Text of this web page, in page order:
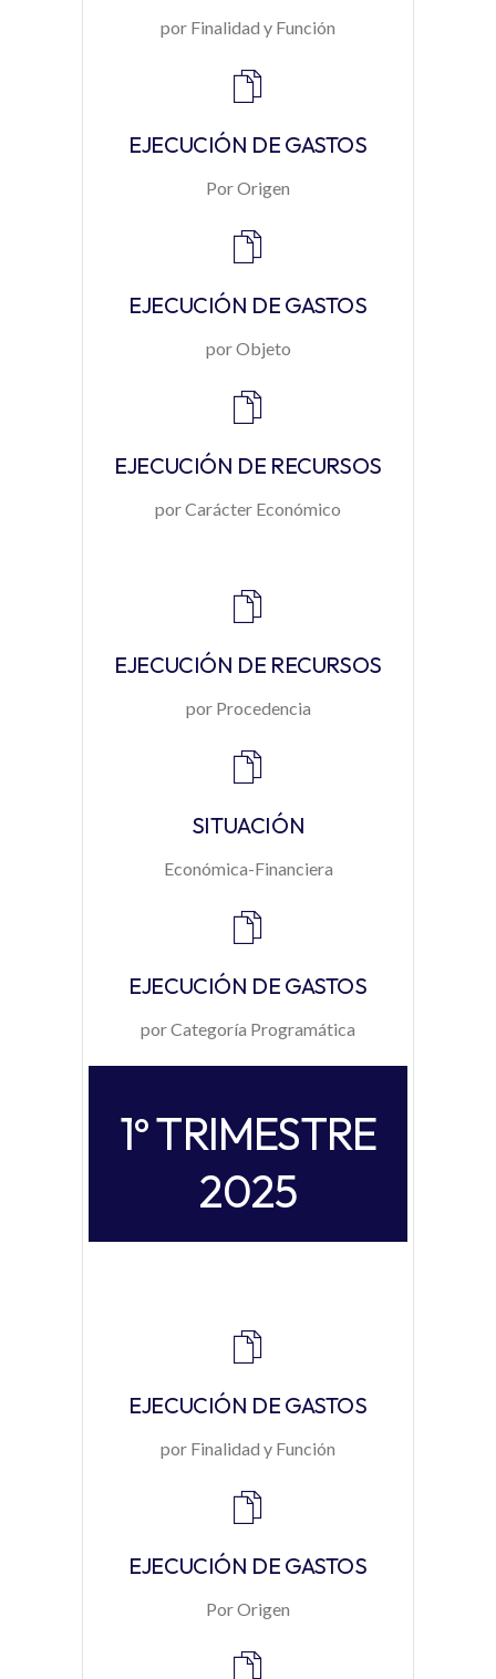
por Finalidad y Función
EJECUCIÓN DE GASTOS
Por Origen
EJECUCIÓN DE GASTOS
por Objeto
EJECUCIÓN DE RECURSOS
por Carácter Económico
EJECUCIÓN DE RECURSOS
por Procedencia
SITUACIÓN
Económica-Financiera
EJECUCIÓN DE GASTOS
por Categoría Programática
1º TRIMESTRE
2025
EJECUCIÓN DE GASTOS
por Finalidad y Función
EJECUCIÓN DE GASTOS
Por Origen